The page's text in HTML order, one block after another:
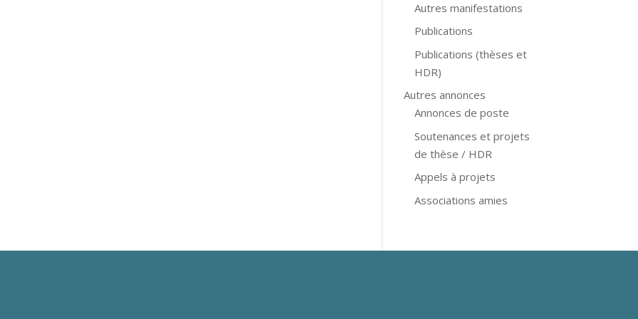
Autres manifestations
Publications
Publications (thèses et
HDR)
Autres annonces
Annonces de poste
Soutenances et projets
de thèse / HDR
Appels à projets
Associations amies